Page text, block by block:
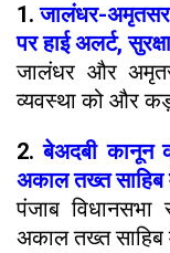
1.जालंधर-अमृतसर
पर हाई अलर्ट,
जालंधर और
व्यवस्था को और
2.बेअदबी कानून
अकाल तख्त साहिब
पंजाब
अकाल तख्त साहिब